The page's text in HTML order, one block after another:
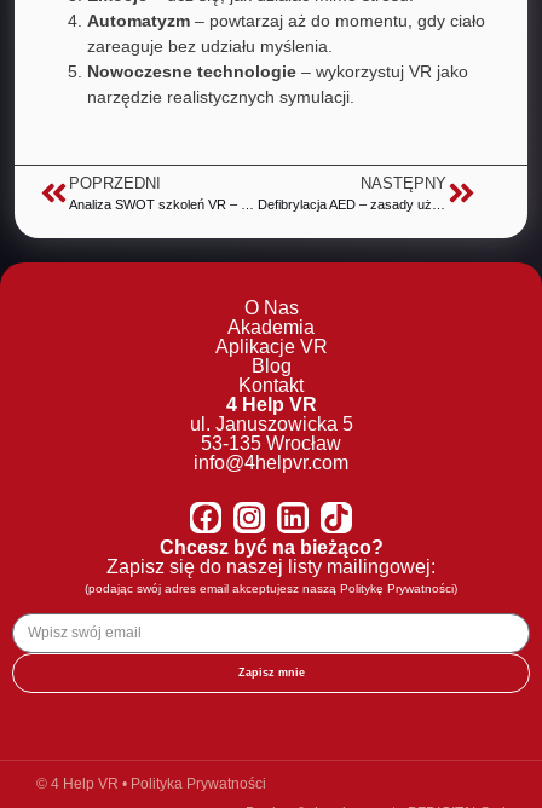
Automatyzm – powtarzaj aż do momentu, gdy ciało
zareaguje bez udziału myślenia.
Nowoczesne technologie – wykorzystuj VR jako
narzędzie realistycznych symulacji.
POPRZEDNI NASTĘPNY
O Nas
Akademia
Aplikacje VR
Blog
Kontakt
4 Help VR
ul. Januszowicka 5
53-135 Wrocław
info@4helpvr.com
Chcesz być na bieżąco?
Zapisz się do naszej listy mailingowej:
(podając swój adres email akceptujesz naszą Politykę Prywatności)
Zapisz mnie
© 4 Help VR • Polityka Prywatności